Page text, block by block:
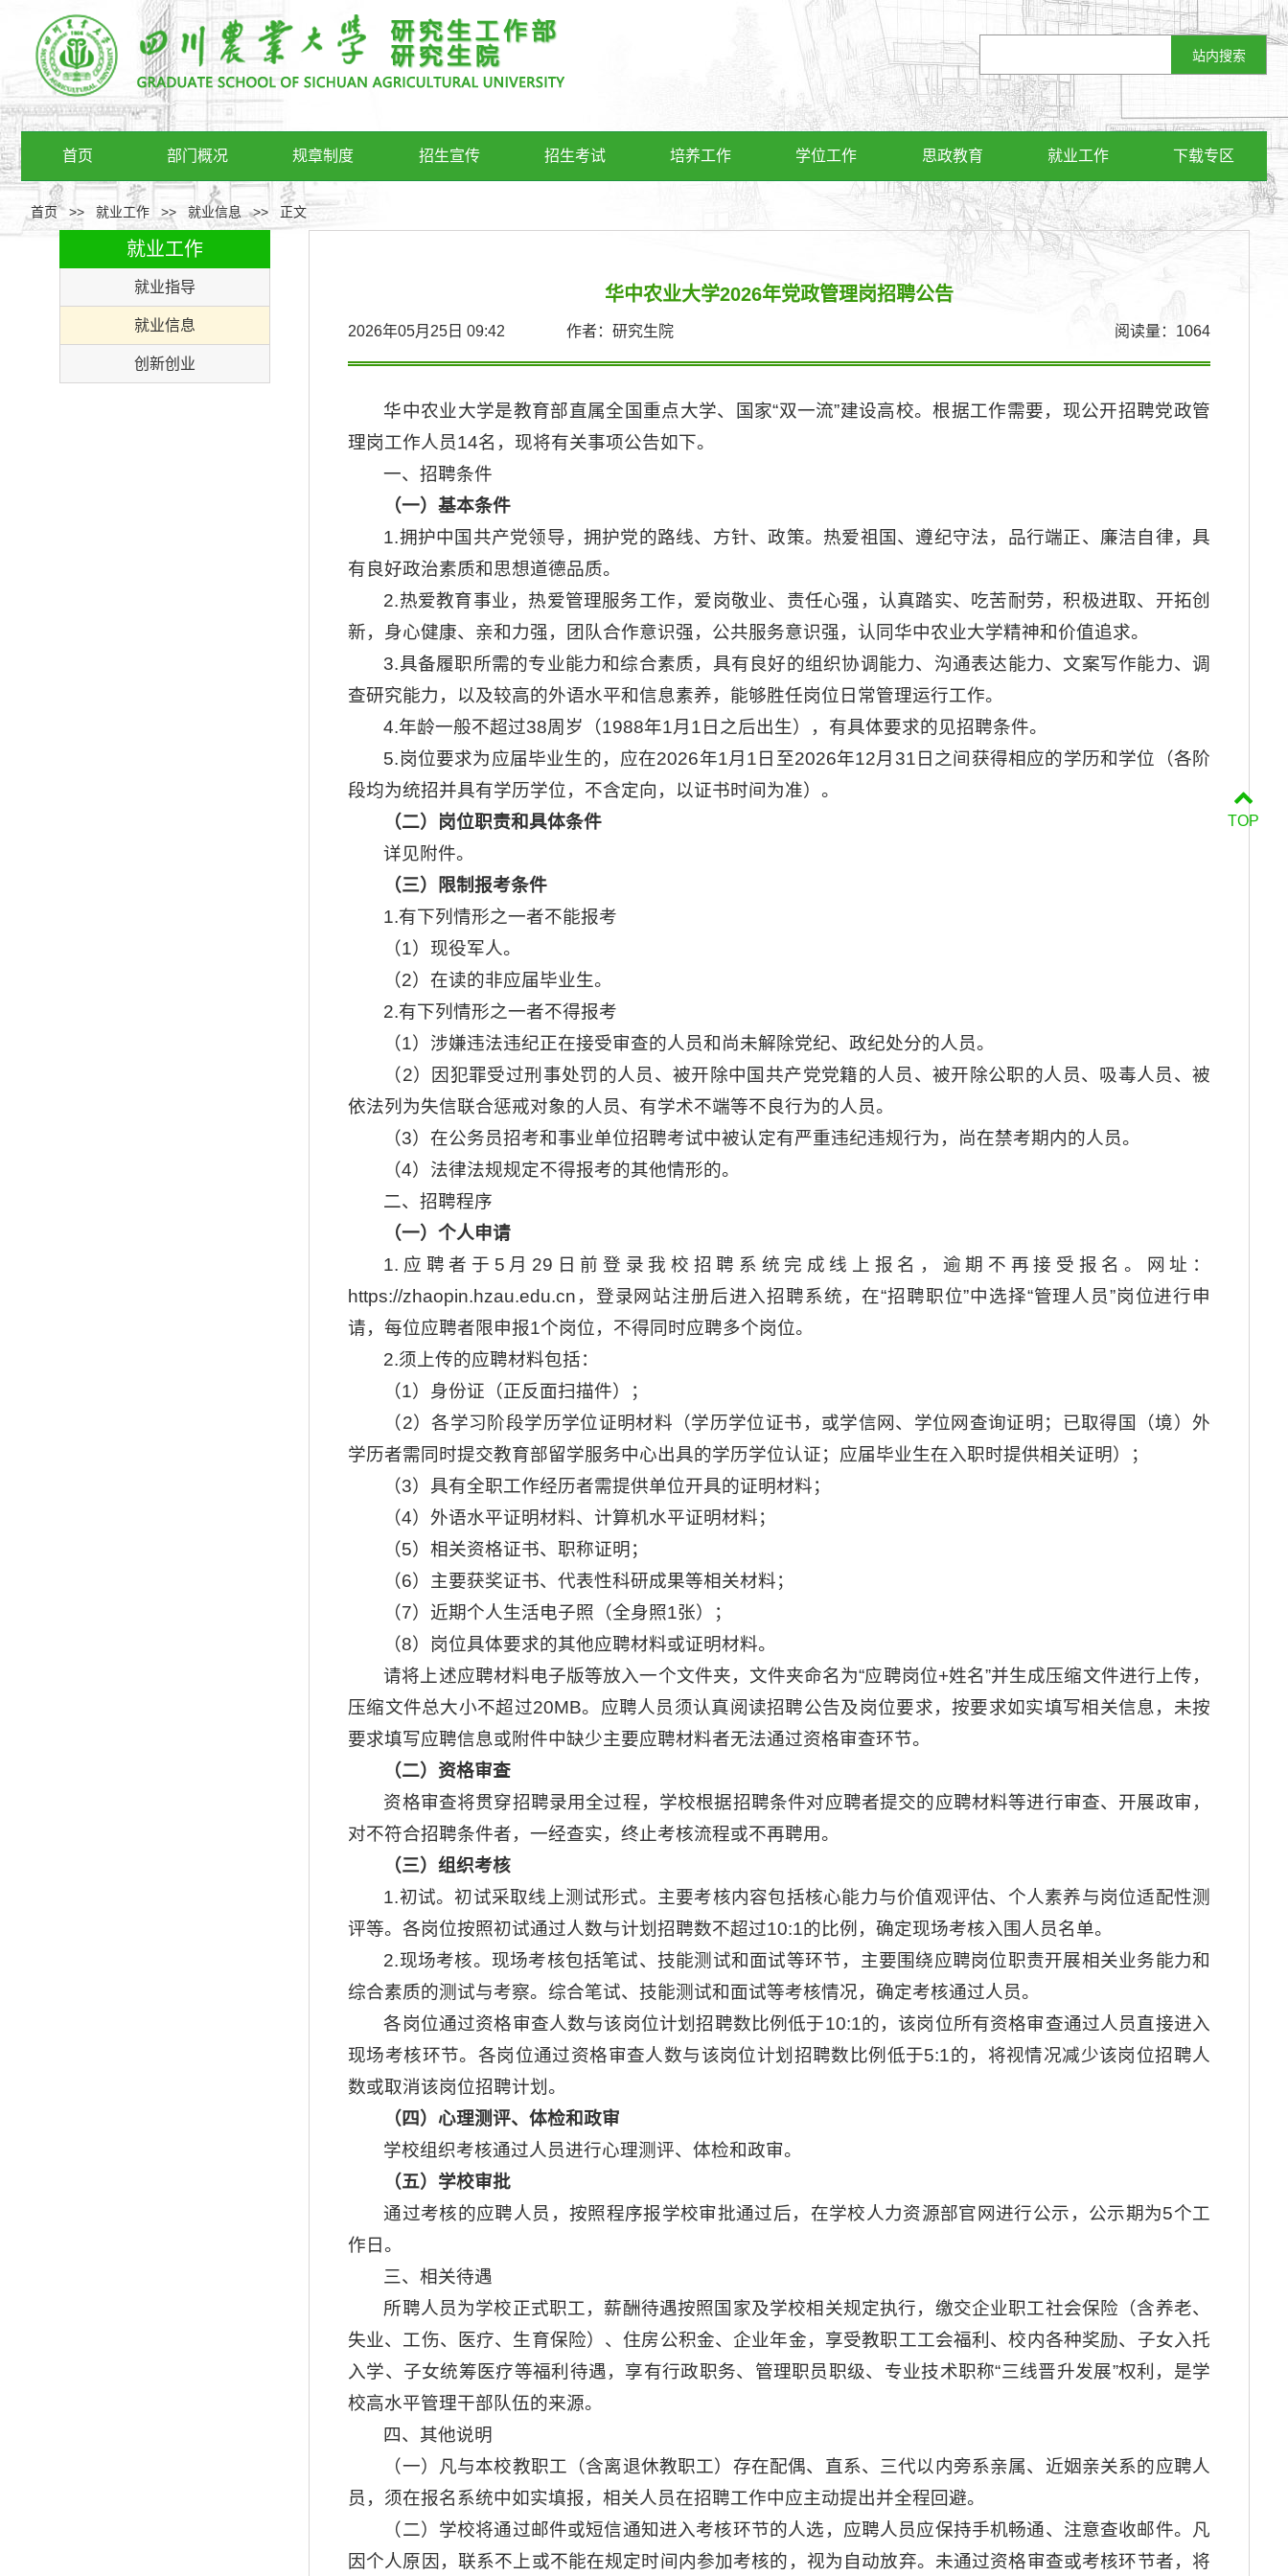
首页 部门概况 规章制度 招生宣传 招生考试 培养工作 学位工作 思政教育 就业工作 下载专区
首页>> 就业工作 >> 就业信息 >> 正文
就业工作
就业指导
就业信息
创新创业
华中农业大学2026年党政管理岗招聘公告
2026年05月25日 09:42 作者：研究生院 阅读量： 1064
华中农业大学是教育部直属全国重点大学、国家“双一流”建设高校。根据工作需要，现公开招聘党政管
理岗工作人员14名，现将有关事项公告如下。
一、招聘条件
（一）基本条件
1.拥护中国共产党领导，拥护党的路线、方针、政策。热爱祖国、遵纪守法，品行端正、廉洁自律，具
有良好政治素质和思想道德品质。
2.热爱教育事业，热爱管理服务工作，爱岗敬业、责任心强，认真踏实、吃苦耐劳，积极进取、开拓创
新，身心健康、亲和力强，团队合作意识强，公共服务意识强，认同华中农业大学精神和价值追求。
3.具备履职所需的专业能力和综合素质，具有良好的组织协调能力、沟通表达能力、文案写作能力、调
查研究能力，以及较高的外语水平和信息素养，能够胜任岗位日常管理运行工作。
4.年龄一般不超过38周岁（1988年1月1日之后出生），有具体要求的见招聘条件。
5.岗位要求为应届毕业生的，应在2026年1月1日至2026年12月31日之间获得相应的学历和学位（各阶
段均为统招并具有学历学位，不含定向，以证书时间为准）。
（二）岗位职责和具体条件
详见附件。
（三）限制报考条件
1.有下列情形之一者不能报考
（1）现役军人。
（2）在读的非应届毕业生。
2.有下列情形之一者不得报考
（1）涉嫌违法违纪正在接受审查的人员和尚未解除党纪、政纪处分的人员。
（2）因犯罪受过刑事处罚的人员、被开除中国共产党党籍的人员、被开除公职的人员、吸毒人员、被
依法列为失信联合惩戒对象的人员、有学术不端等不良行为的人员。
（3）在公务员招考和事业单位招聘考试中被认定有严重违纪违规行为，尚在禁考期内的人员。
（4）法律法规规定不得报考的其他情形的。
二、招聘程序
（一）个人申请
1.应聘者于5月29日前登录我校招聘系统完成线上报名，逾期不再接受报名。网址：
https://zhaopin.hzau.edu.cn，登录网站注册后进入招聘系统，在“招聘职位”中选择“管理人员”岗位进行申
请，每位应聘者限申报1个岗位，不得同时应聘多个岗位。
2.须上传的应聘材料包括：
（1）身份证（正反面扫描件）；
（2）各学习阶段学历学位证明材料（学历学位证书，或学信网、学位网查询证明；已取得国（境）外
学历者需同时提交教育部留学服务中心出具的学历学位认证；应届毕业生在入职时提供相关证明）；
（3）具有全职工作经历者需提供单位开具的证明材料；
（4）外语水平证明材料、计算机水平证明材料；
（5）相关资格证书、职称证明；
（6）主要获奖证书、代表性科研成果等相关材料；
（7）近期个人生活电子照（全身照1张）；
（8）岗位具体要求的其他应聘材料或证明材料。
请将上述应聘材料电子版等放入一个文件夹，文件夹命名为“应聘岗位+姓名”并生成压缩文件进行上传，
压缩文件总大小不超过20MB。应聘人员须认真阅读招聘公告及岗位要求，按要求如实填写相关信息，未按
要求填写应聘信息或附件中缺少主要应聘材料者无法通过资格审查环节。
（二）资格审查
资格审查将贯穿招聘录用全过程，学校根据招聘条件对应聘者提交的应聘材料等进行审查、开展政审，
对不符合招聘条件者，一经查实，终止考核流程或不再聘用。
（三）组织考核
1.初试。初试采取线上测试形式。主要考核内容包括核心能力与价值观评估、个人素养与岗位适配性测
评等。各岗位按照初试通过人数与计划招聘数不超过10:1的比例，确定现场考核入围人员名单。
2.现场考核。现场考核包括笔试、技能测试和面试等环节，主要围绕应聘岗位职责开展相关业务能力和
综合素质的测试与考察。综合笔试、技能测试和面试等考核情况，确定考核通过人员。
各岗位通过资格审查人数与该岗位计划招聘数比例低于10:1的，该岗位所有资格审查通过人员直接进入
现场考核环节。各岗位通过资格审查人数与该岗位计划招聘数比例低于5:1的，将视情况减少该岗位招聘人
数或取消该岗位招聘计划。
（四）心理测评、体检和政审
学校组织考核通过人员进行心理测评、体检和政审。
（五）学校审批
通过考核的应聘人员，按照程序报学校审批通过后，在学校人力资源部官网进行公示，公示期为5个工
作日。
三、相关待遇
所聘人员为学校正式职工，薪酬待遇按照国家及学校相关规定执行，缴交企业职工社会保险（含养老、
失业、工伤、医疗、生育保险）、住房公积金、企业年金，享受教职工工会福利、校内各种奖励、子女入托
入学、子女统筹医疗等福利待遇，享有行政职务、管理职员职级、专业技术职称“三线晋升发展”权利，是学
校高水平管理干部队伍的来源。
四、其他说明
（一）凡与本校教职工（含离退休教职工）存在配偶、直系、三代以内旁系亲属、近姻亲关系的应聘人
员，须在报名系统中如实填报，相关人员在招聘工作中应主动提出并全程回避。
（二）学校将通过邮件或短信通知进入考核环节的人选，应聘人员应保持手机畅通、注意查收邮件。凡
因个人原因，联系不上或不能在规定时间内参加考核的，视为自动放弃。未通过资格审查或考核环节者，将
TOP